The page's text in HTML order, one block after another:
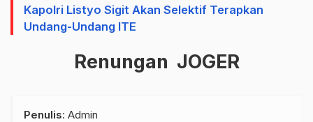
Kapolri Listyo Sigit Akan Selektif Terapkan
Undang-Undang ITE
Renungan JOGER
Penulis: Admin